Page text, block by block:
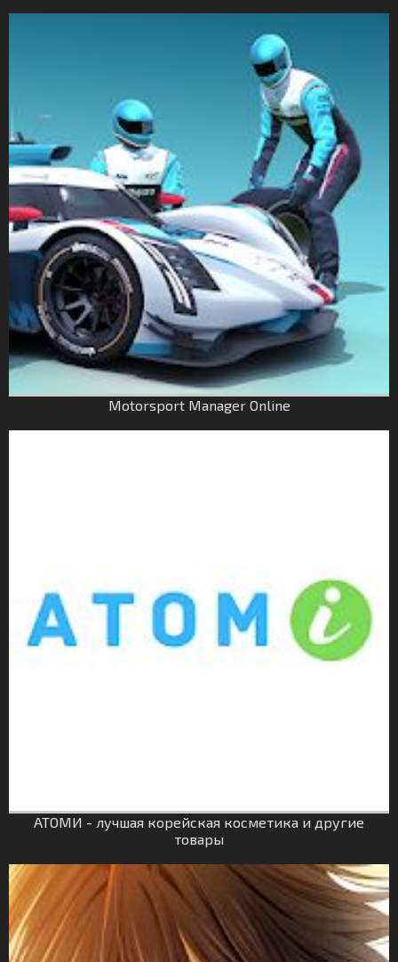
Motorsport Manager Online
АТОМИ - лучшая корейская косметика и другие
товары